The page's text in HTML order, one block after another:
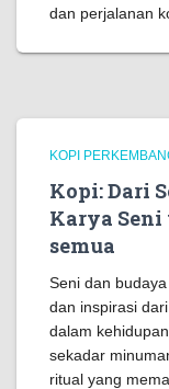
dan perjalanan
KOPI
Kopi: Dari
Karya
semua
Seni dan
dan inspirasi
dalam
sekadar
ritual yang